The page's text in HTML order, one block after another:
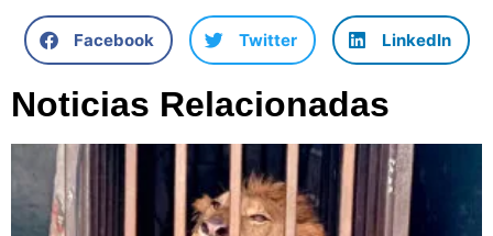
Facebook Twitter LinkedIn
Noticias Relacionadas